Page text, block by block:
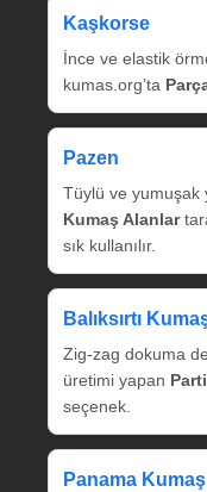
Kaşkorse
İnce ve elastik
kumas.org’ta
Pazen
Tüylü ve yumuşak
Kumaş Alanlar
sık kullanılır.
Balıksırtı
Zig‑zag dokuma
üretimi yapan
seçenek.
Panama Kumaş